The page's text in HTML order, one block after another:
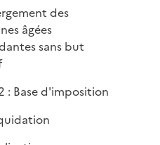
des
âgées
sans but
: Base d'imposition